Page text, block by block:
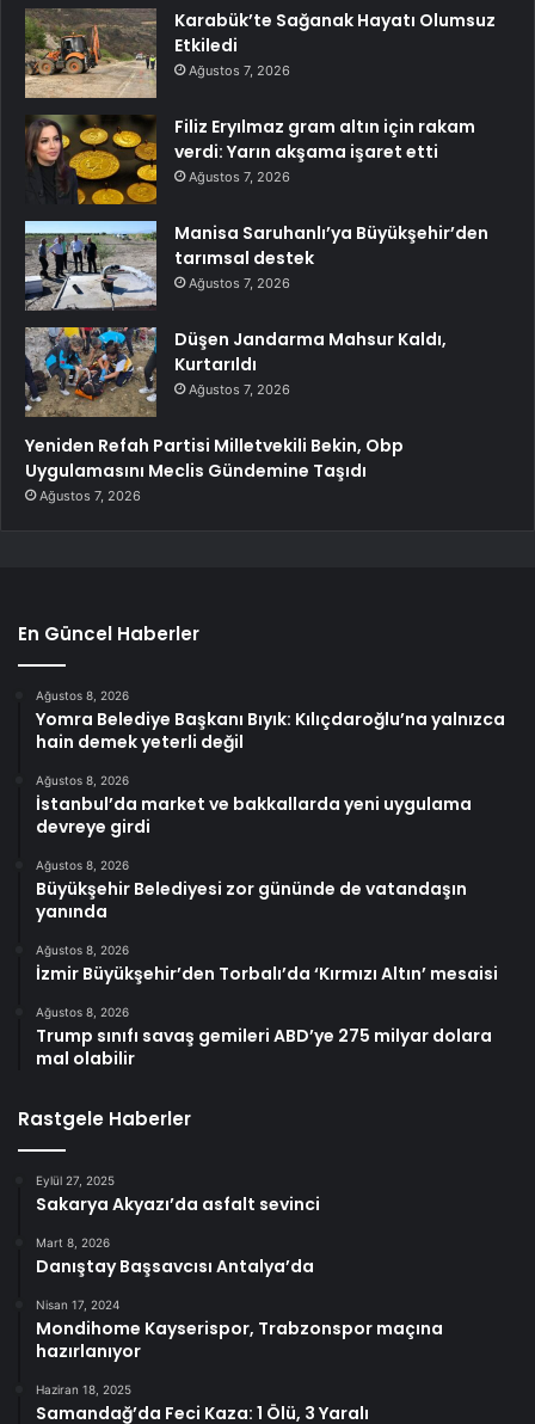
Karabük’te Sağanak Hayatı Olumsuz
Etkiledi
Ağustos 7, 2026
Filiz Eryılmaz gram altın için rakam
verdi: Yarın akşama işaret etti
Ağustos 7, 2026
Manisa Saruhanlı’ya Büyükşehir’den
tarımsal destek
Ağustos 7, 2026
Düşen Jandarma Mahsur Kaldı,
Kurtarıldı
Ağustos 7, 2026
Yeniden Refah Partisi Milletvekili Bekin, Obp
Uygulamasını Meclis Gündemine Taşıdı
Ağustos 7, 2026
En Güncel Haberler
Ağustos 8, 2026
Yomra Belediye Başkanı Bıyık: Kılıçdaroğlu’na yalnızca
hain demek yeterli değil
Ağustos 8, 2026
İstanbul’da market ve bakkallarda yeni uygulama
devreye girdi
Ağustos 8, 2026
Büyükşehir Belediyesi zor gününde de vatandaşın
yanında
Ağustos 8, 2026
İzmir Büyükşehir’den Torbalı’da ‘Kırmızı Altın’ mesaisi
Ağustos 8, 2026
Trump sınıfı savaş gemileri ABD’ye 275 milyar dolara
mal olabilir
Rastgele Haberler
Eylül 27, 2025
Sakarya Akyazı’da asfalt sevinci
Mart 8, 2026
Danıştay Başsavcısı Antalya’da
Nisan 17, 2024
Mondihome Kayserispor, Trabzonspor maçına
hazırlanıyor
Haziran 18, 2025
Samandağ’da Feci Kaza: 1 Ölü, 3 Yaralı